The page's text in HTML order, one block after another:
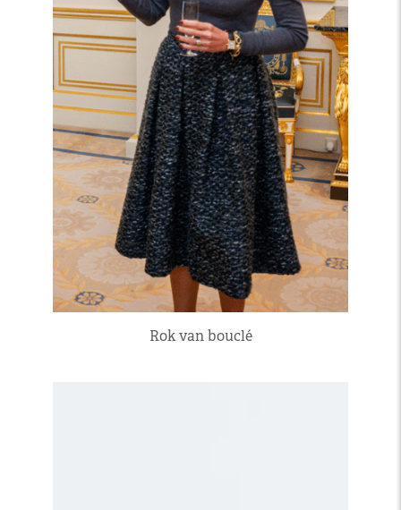
Rok van bouclé